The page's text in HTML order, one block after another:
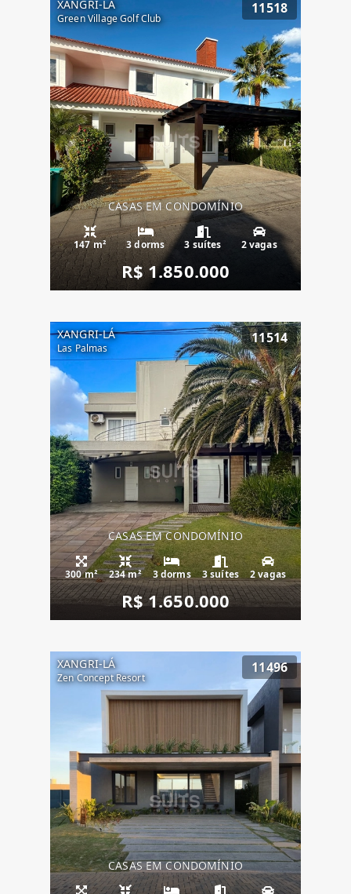
XANGRI-LÁ
Green Village Golf Club
11518
CASAS EM CONDOMÍNIO
147 m² 3 dorms 3 suítes 2 vagas
R$ 1.850.000
XANGRI-LÁ
Las Palmas
11514
CASAS EM CONDOMÍNIO
300 m² 234 m² 3 dorms 3 suítes 2 vagas
R$ 1.650.000
XANGRI-LÁ
Zen Concept Resort
11496
CASAS EM CONDOMÍNIO